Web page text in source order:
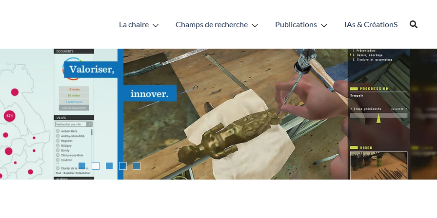
La chaire Champs de recherche Publications IAs & CréationS